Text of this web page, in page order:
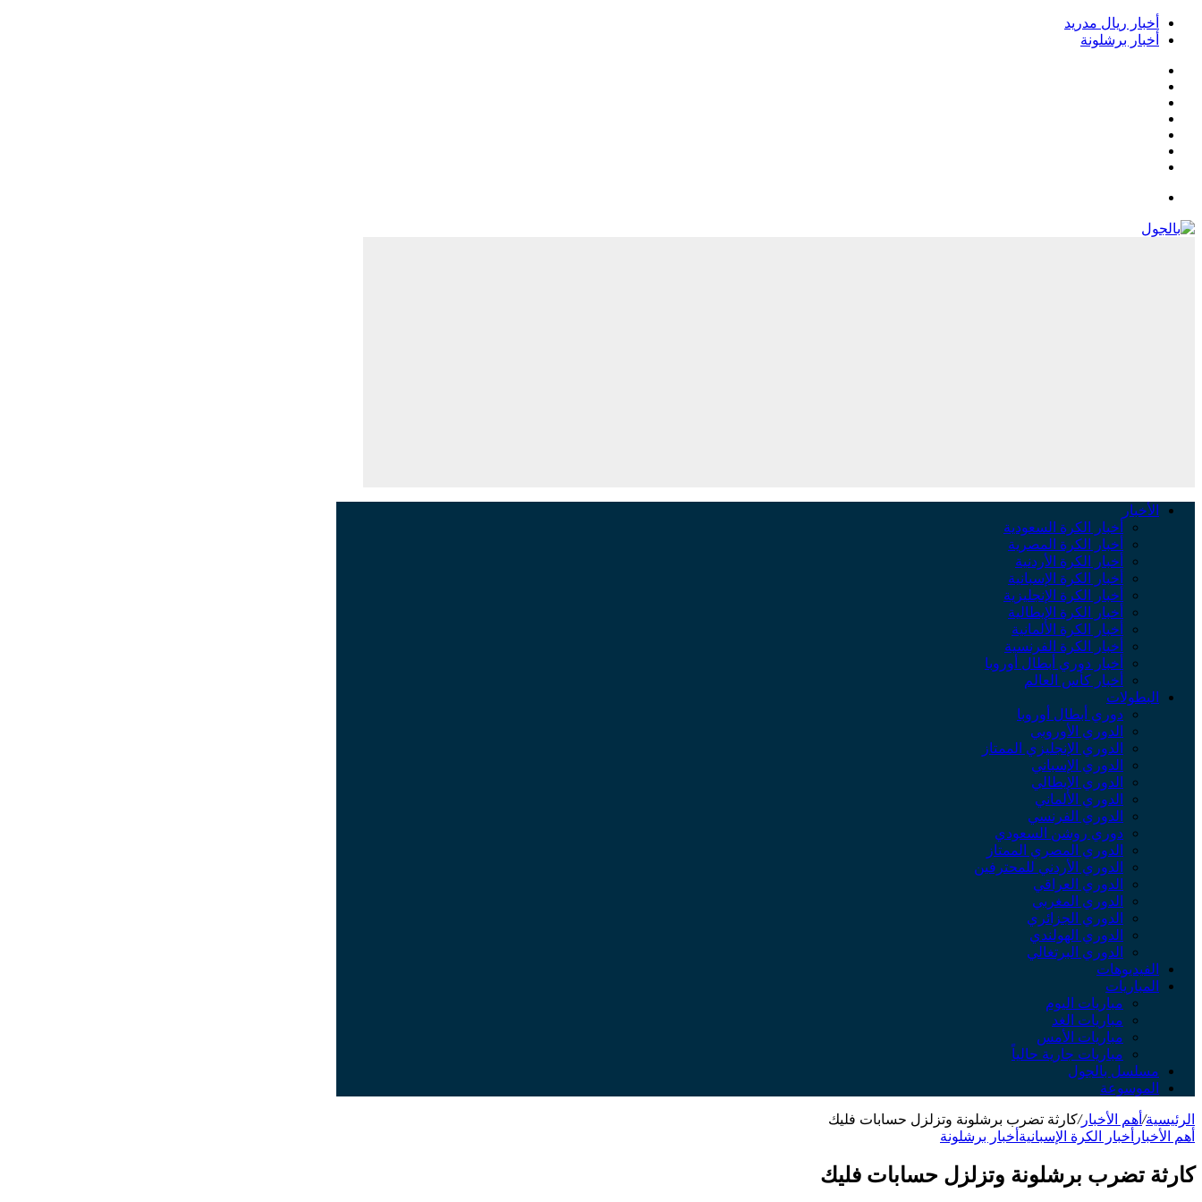
أخبار ريال مدريد
أخبار برشلونة
الأخبار
أخبار الكرة السعودية
أخبار الكرة المصرية
أخبار الكرة الأردنية
أخبار الكرة الإسبانية
أخبار الكرة الإنجليزية
أخبار الكرة الإيطالية
أخبار الكرة الألمانية
أخبار الكرة الفرنسية
أخبار دوري أبطال أوروبا
أخبار كأس العالم
البطولات
دوري أبطال أوروبا
الدوري الأوروبي
الدوري الإنجليزي الممتاز
الدوري الإسباني
الدوري الإيطالي
الدوري الألماني
الدوري الفرنسي
دوري روشن السعودي
الدوري المصري الممتاز
الدوري الأردني للمحترفين
الدوري العراقي
الدوري المغربي
الدوري الجزائري
الدوري الهولندي
الدوري البرتغالي
الفيديوهات
المباريات
مباريات اليوم
مباريات الغد
مباريات الأمس
مباريات جارية حالياً
مسلسل بالجول
الموسوعة
الرئيسية/ أهم الأخبار/كارثة تضرب برشلونة وتزلزل حسابات فليك
أهم الأخبار أخبار الكرة الإسبانية أخبار برشلونة
كارثة تضرب برشلونة وتزلزل حسابات فليك